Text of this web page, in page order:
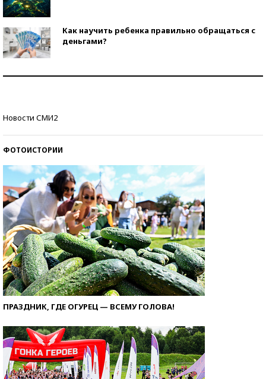
Как научить ребенка правильно обращаться с
деньгами?
Новости СМИ2
ФОТОИСТОРИИ
ПРАЗДНИК, ГДЕ ОГУРЕЦ — ВСЕМУ ГОЛОВА!